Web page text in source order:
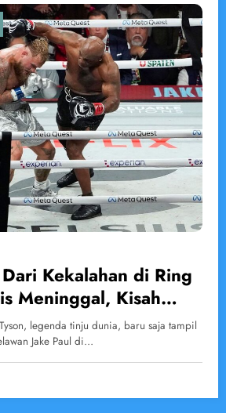
Kekalahan di Ring
Meninggal, Kisah
legenda tinju dunia, baru saja tampil
Jake Paul di…